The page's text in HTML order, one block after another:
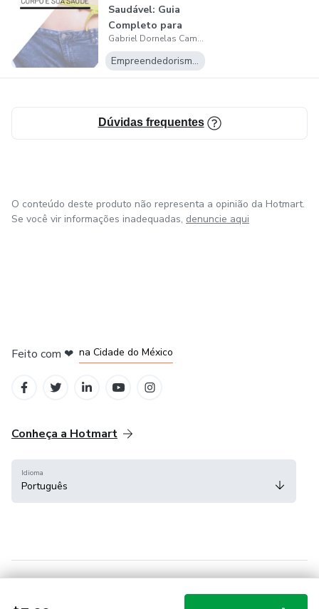
Saudável: Guia
Completo para
Transformar seu
C...
Gabriel Dornelas Campos de Jesus
Empreendedorismo Digital
Dúvidas frequentes
O conteúdo deste produto não representa a opinião da Hotmart.
Se você vir informações inadequadas, denuncie aqui
Feito com ❤ na Cidade do México
Conheça a Hotmart
Idioma
Português